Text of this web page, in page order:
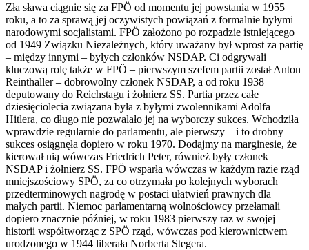
Zła sława ciągnie się za FPÖ od momentu jej powstania w 1955
roku, a to za sprawą jej oczywistych powiązań z formalnie byłymi
narodowymi socjalistami. FPÖ założono po rozpadzie istniejącego
od 1949 Związku Niezależnych, który uważany był wprost za partię
– między innymi – byłych członków NSDAP. Ci odgrywali
kluczową rolę także w FPÖ – pierwszym szefem partii został Anton
Reinthaller – dobrowolny członek NSDAP, a od roku 1938
deputowany do Reichstagu i żołnierz SS. Partia przez całe
dziesięciolecia związana była z byłymi zwolennikami Adolfa
Hitlera, co długo nie pozwalało jej na wyborczy sukces. Wchodziła
wprawdzie regularnie do parlamentu, ale pierwszy – i to drobny –
sukces osiągnęła dopiero w roku 1970. Dodajmy na marginesie, że
kierował nią wówczas Friedrich Peter, również były członek
NSDAP i żołnierz SS. FPÖ wsparła wówczas w każdym razie rząd
mniejszościowy SPÖ, za co otrzymała po kolejnych wyborach
przedterminowych nagrodę w postaci ułatwień prawnych dla
małych partii. Niemoc parlamentarną wolnościowcy przełamali
dopiero znacznie później, w roku 1983 pierwszy raz w swojej
historii współtworząc z SPÖ rząd, wówczas pod kierownictwem
urodzonego w 1944 liberała Norberta Stegera.